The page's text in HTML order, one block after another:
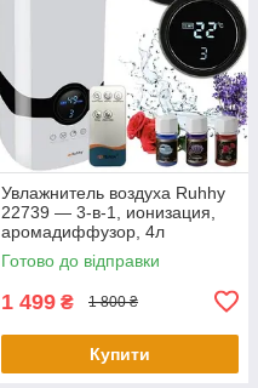
Увлажнитель воздуха Ruhhy
22739 — 3-в-1, ионизация,
аромадиффузор, 4л
Готово до відправки
1 499 ₴ 1 800 ₴
Купити